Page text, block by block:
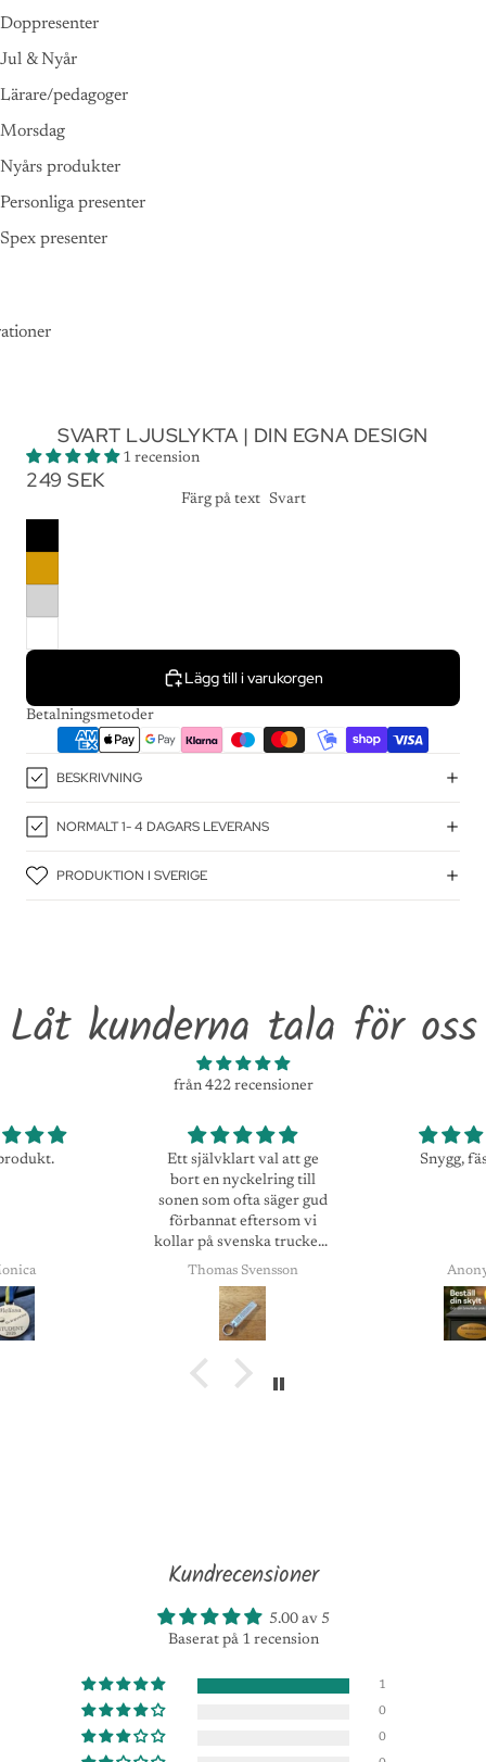
Doppresenter
Jul & Nyår
Lärare/pedagoger
Morsdag
Nyårs produkter
Personliga presenter
Spex presenter
SVART LJUSLYKTA | DIN EGNA DESIGN
1 recension
249 SEK
Färg på text Svart
Lägg till i varukorgen
Betalningsmetoder
BESKRIVNING
NORMALT 1- 4 DAGARS LEVERANS
PRODUKTION I SVERIGE
Låt kunderna tala för oss
från 422 recensioner
självklart val att ge
som ofta säger gud
på svenska truckers
Simon är en favorit.
Thomas Svensson
Snygg, fäste bra
Anonym
jag
Kundrecensioner
5.00 av 5
Baserat på 1 recension
1
0
0